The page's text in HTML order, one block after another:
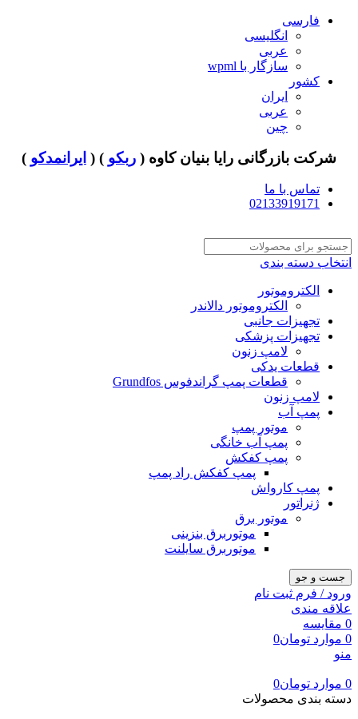
فارسی
انگلیسی
عربی
سازگار با wpml
کشور
ایران
عربی
چین
شرکت بازرگانی رایا بنیان کاوه ( ربکو ) ( ایرانمدکو )
تماس با ما
02133919171
انتخاب دسته بندی
الکتروموتور
الکتروموتور دالاندر
تجهیزات جانبی
تجهیزات پزشکی
لامپ زنون
قطعات یدکی
قطعات پمپ گراندفوس Grundfos
لامپ زنون
پمپ آب
موتور پمپ
پمپ آب خانگی
پمپ کفکش
پمپ کفکش راد پمپ
پمپ کارواش
ژنراتور
موتور برق
موتوربرق بنزینی
موتوربرق سایلنت
جست و جو
ورود / فرم ثبت نام
علاقه مندی
0 مقایسه
0 موارد تومان0
منو
0 موارد تومان0
دسته بندی محصولات